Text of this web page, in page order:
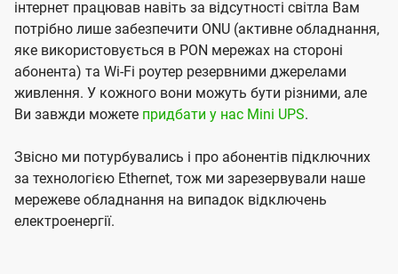
інтернет працював навіть за відсутності світла Вам
потрібно лише забезпечити ONU (активне обладнання,
яке використовується в PON мережах на стороні
абонента) та Wi-Fi роутер резервними джерелами
живлення. У кожного вони можуть бути різними, але
Ви завжди можете придбати у нас Mini UPS.
Звісно ми потурбувались і про абонентів підключних
за технологією Ethernet, тож ми зарезервували наше
мережеве обладнання на випадок відключень
електроенергії.